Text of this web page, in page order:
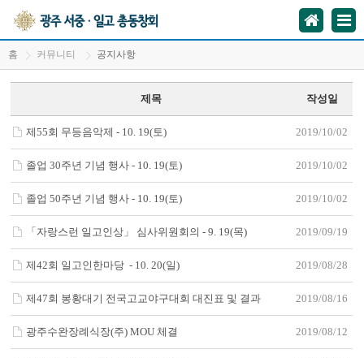
홈 커뮤니티 공지사항
제목 작성일
제55회 무등음악제 - 10. 19(토) 2019/10/02
졸업 30주년 기념 행사 - 10. 19(토) 2019/10/02
졸업 50주년 기념 행사 - 10. 19(토) 2019/10/02
「자랑스런 일고인상」 심사위원회의 - 9. 19(목) 2019/09/19
제42회 일고인한마당 - 10. 20(일) 2019/08/28
제47회 봉황대기 전국고교야구대회 대진표 및 결과 2019/08/16
광주수완장례식장(주) MOU 체결 2019/08/12